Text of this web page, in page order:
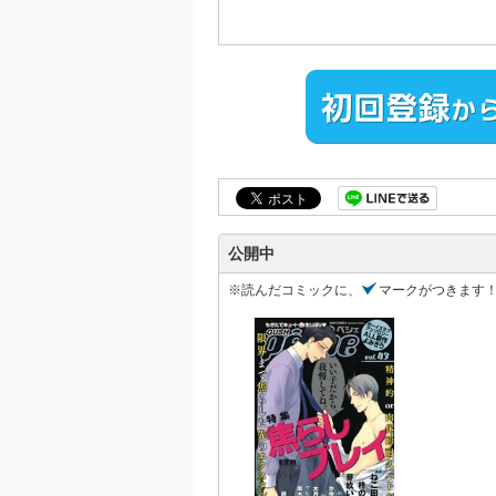
公開中
※読んだコミックに、 マークがつきます